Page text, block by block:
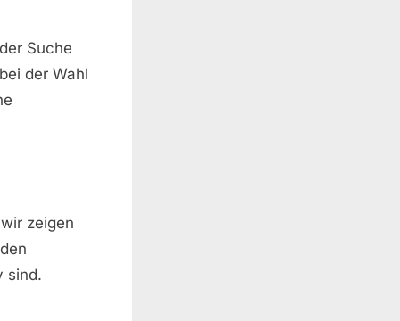
Suche
der Wahl
zeigen
sind.